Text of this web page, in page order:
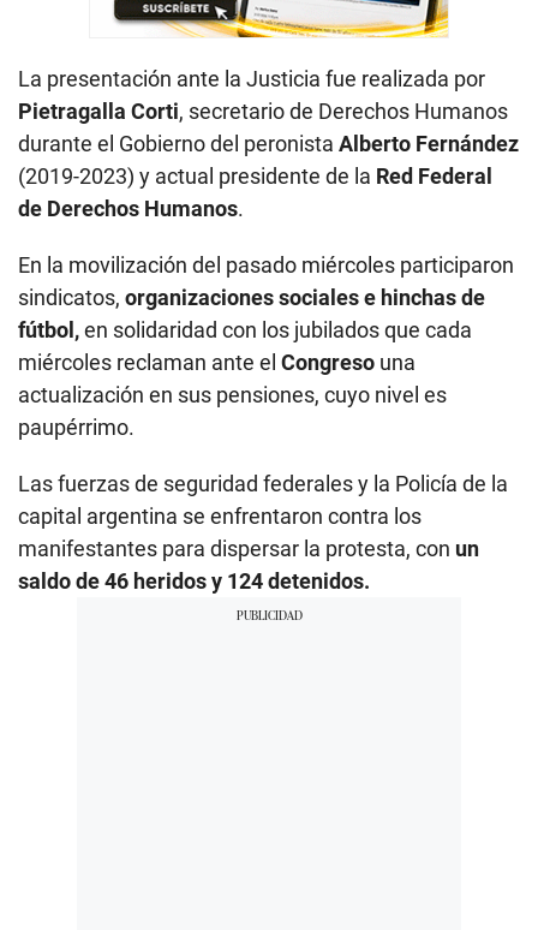
La presentación ante la Justicia fue realizada por
Pietragalla Corti, secretario de Derechos Humanos
durante el Gobierno del peronista Alberto Fernández
(2019-2023) y actual presidente de la Red Federal
de Derechos Humanos.
En la movilización del pasado miércoles participaron
sindicatos, organizaciones sociales e hinchas de
fútbol,en solidaridad con los jubilados que cada
miércoles reclaman ante el Congreso una
actualización en sus pensiones, cuyo nivel es
paupérrimo.
Las fuerzas de seguridad federales y la Policía de la
capital argentina se enfrentaron contra los
manifestantes para dispersar la protesta, con un
saldo de 46 heridos y 124 detenidos.